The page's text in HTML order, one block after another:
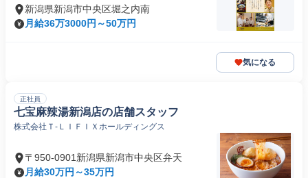
新潟県新潟市中央区堀之内南
月給36万3000円～50万円
気になる
正社員
七宝麻辣湯新潟店の店舗スタッフ
株式会社Ｔ‐ＬＩＦＩＸホールディングス
〒950-0901新潟県新潟市中央区弁天
月給30万円～35万円